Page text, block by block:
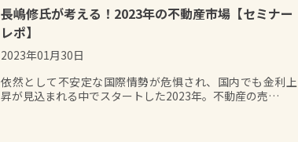
長嶋修氏が考える！2023年の不動産市場【セミナー
レポ】
2023年01月30日
依然として不安定な国際情勢が危惧され、国内でも金利上
昇が見込まれる中でスタートした2023年。不動産の売…